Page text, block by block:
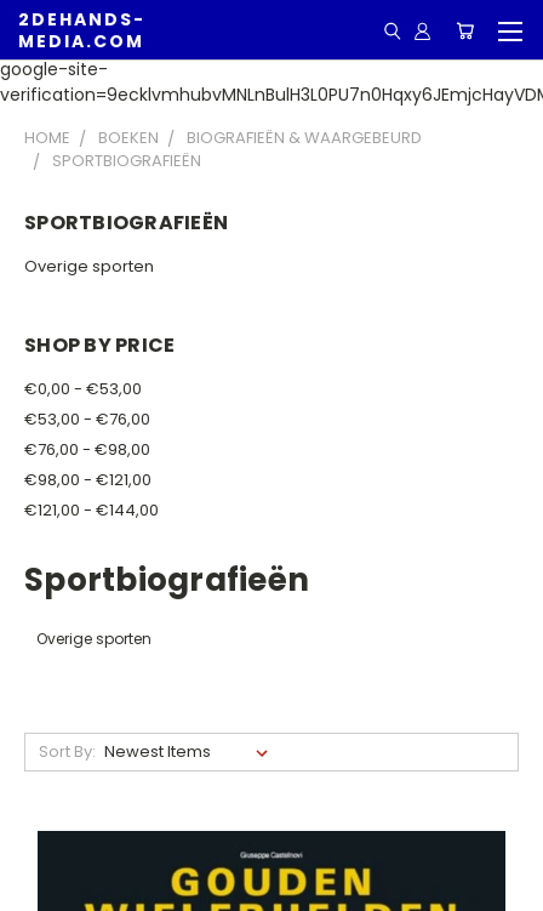
google-site-
2DEHANDS-
MEDIA.COM
HOME BOEKEN
BIOGRAFIEËN & WAARGEBEURD
SPORTBIOGRAFIEËN
SPORTBIOGRAFIEËN
Overige sporten
SHOP BY PRICE
€0,00 - €53,00
€53,00 - €76,00
€76,00 - €98,00
€98,00 - €121,00
€121,00 - €144,00
Sportbiografieën
Overige sporten
Sort By: